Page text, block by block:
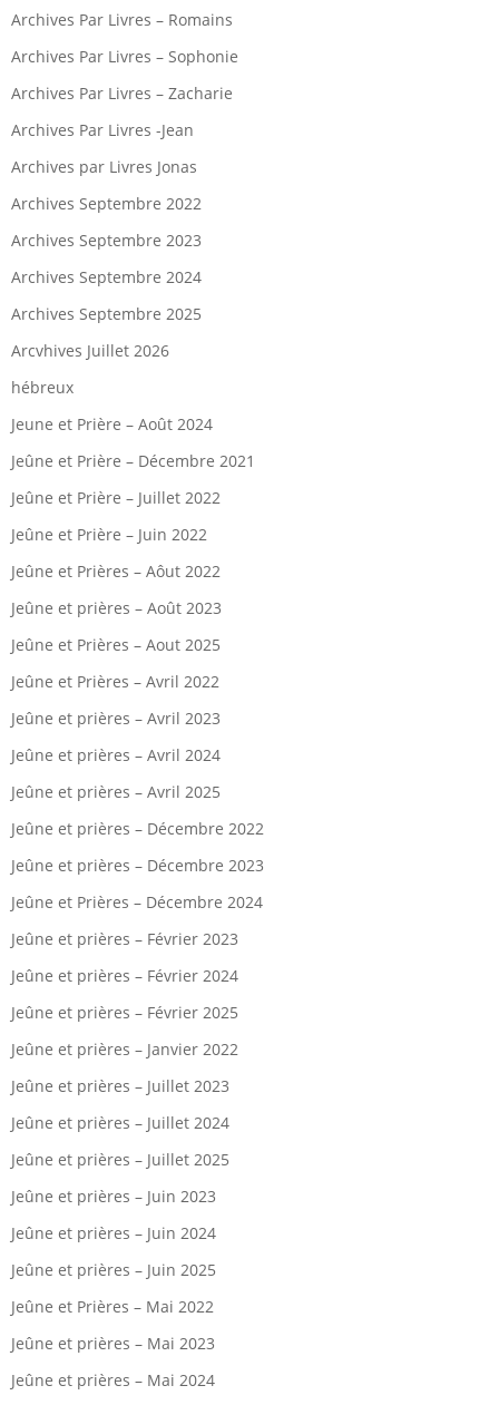
Archives Par Livres – Romains
Archives Par Livres – Sophonie
Archives Par Livres – Zacharie
Archives Par Livres -Jean
Archives par Livres Jonas
Archives Septembre 2022
Archives Septembre 2023
Archives Septembre 2024
Archives Septembre 2025
Arcvhives Juillet 2026
hébreux
Jeune et Prière – Août 2024
Jeûne et Prière – Décembre 2021
Jeûne et Prière – Juillet 2022
Jeûne et Prière – Juin 2022
Jeûne et Prières – Aôut 2022
Jeûne et prières – Août 2023
Jeûne et Prières – Aout 2025
Jeûne et Prières – Avril 2022
Jeûne et prières – Avril 2023
Jeûne et prières – Avril 2024
Jeûne et prières – Avril 2025
Jeûne et prières – Décembre 2022
Jeûne et prières – Décembre 2023
Jeûne et Prières – Décembre 2024
Jeûne et prières – Février 2023
Jeûne et prières – Février 2024
Jeûne et prières – Février 2025
Jeûne et prières – Janvier 2022
Jeûne et prières – Juillet 2023
Jeûne et prières – Juillet 2024
Jeûne et prières – Juillet 2025
Jeûne et prières – Juin 2023
Jeûne et prières – Juin 2024
Jeûne et prières – Juin 2025
Jeûne et Prières – Mai 2022
Jeûne et prières – Mai 2023
Jeûne et prières – Mai 2024